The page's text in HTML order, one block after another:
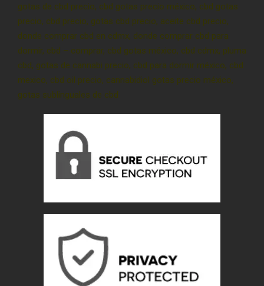
gotas de cbd precio, cbd gotas precio méxico, cbd gotas
precio, cbd precio, gotas cbd precio, aceite cbd precio,
donde comprar cbd en cdmx, donde comprar cbd para
dormir, cbd – comprar, cbd gotas méxico, cbd cdmx, pluma
cbd, gotas de cannabi precio, cbd para dormir méxico, cbd
mexico, cbd oil precio, cannabidiol gotas precio méxico,
gotas sublinguales de cbd